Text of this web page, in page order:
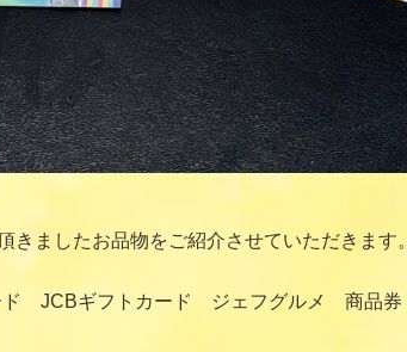
きましたお品物をご紹介させていただきます
ド JCBギフトカード ジェフグルメ 商